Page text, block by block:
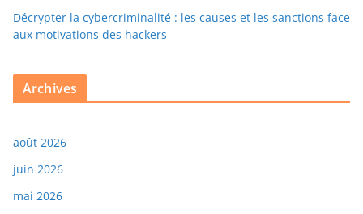
Décrypter la cybercriminalité : les causes et les sanctions face
aux motivations des hackers
Archives
août 2026
juin 2026
mai 2026